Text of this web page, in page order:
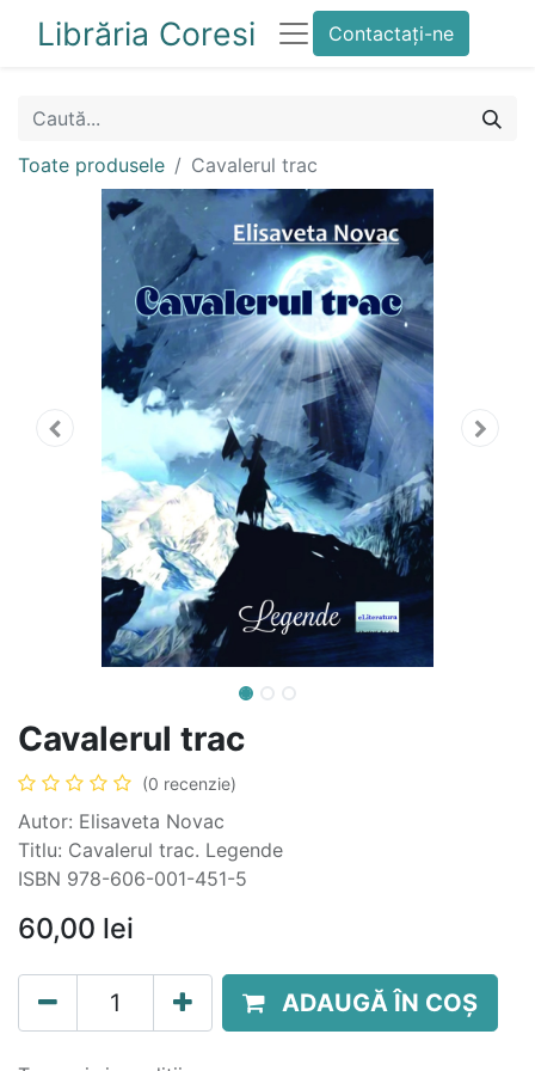
Librăria Coresi Contactați-ne
Toate produsele Cavalerul trac
Cavalerul trac
(0 recenzie)
Autor: Elisaveta Novac
Titlu: Cavalerul trac. Legende
ISBN 978-606-001-451-5
60,00 lei
ADAUGĂ ÎN COȘ